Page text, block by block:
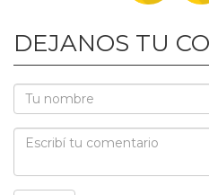
DEJANOS TU